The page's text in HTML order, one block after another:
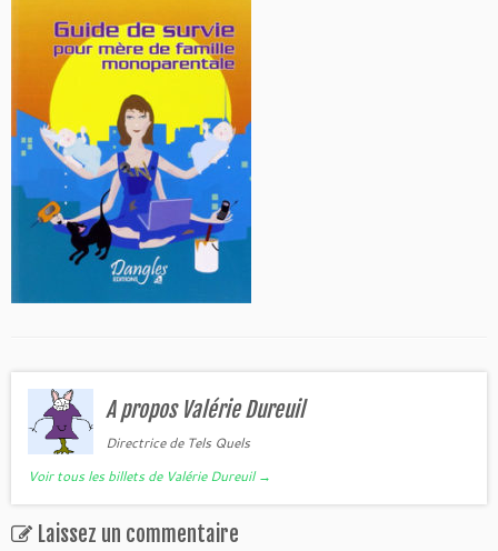
A propos Valérie Dureuil
Directrice de Tels Quels
Voir tous les billets de Valérie Dureuil→
Laissez un commentaire